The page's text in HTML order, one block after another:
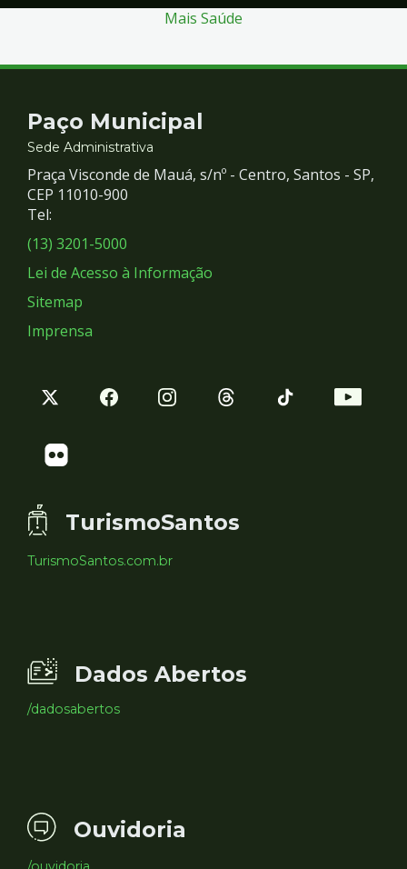
Mais Saúde
Contato
e
Redes
Sociais
Paço Municipal
Sede Administrativa
Praça Visconde de Mauá, s/nº - Centro, Santos - SP,
CEP 11010-900
Tel:
(13) 3201-5000
Lei de Acesso à Informação
Sitemap
Imprensa
TurismoSantos
TurismoSantos.com.br
Dados Abertos
/dadosabertos
Ouvidoria